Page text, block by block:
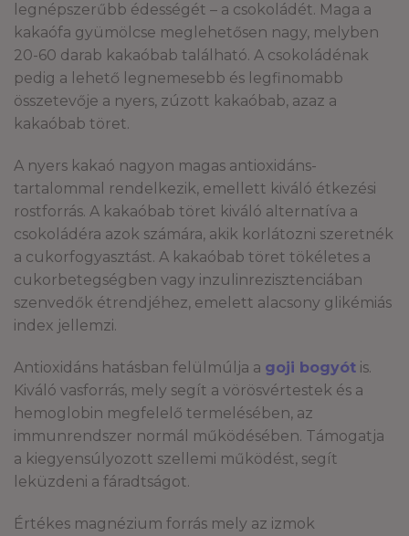
legnépszerűbb édességét – a csokoládét. Maga a
kakaófa gyümölcse meglehetősen nagy, melyben
20-60 darab kakaóbab található. A csokoládénak
pedig a lehető legnemesebb és legfinomabb
összetevője a nyers, zúzott kakaóbab, azaz a
kakaóbab töret.
A nyers kakaó nagyon magas antioxidáns-
tartalommal rendelkezik, emellett kiváló étkezési
rostforrás. A kakaóbab töret kiváló alternatíva a
csokoládéra azok számára, akik korlátozni szeretnék
a cukorfogyasztást. A kakaóbab töret tökéletes a
cukorbetegségben vagy inzulinrezisztenciában
szenvedők étrendjéhez, emelett alacsony glikémiás
index jellemzi.
Antioxidáns hatásban felülmúlja a goji bogyót is.
Kiváló vasforrás, mely segít a vörösvértestek és a
hemoglobin megfelelő termelésében, az
immunrendszer normál működésében. Támogatja
a kiegyensúlyozott szellemi működést, segít
leküzdeni a fáradtságot.
Értékes magnézium forrás mely az izmok